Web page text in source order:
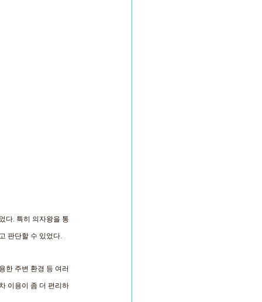
다. 특히 의자왕을 통
판단할 수 있었다.
한 주변 환경 등 여러
이용이 좀 더 편리하